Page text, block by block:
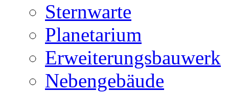
Sternwarte
Planetarium
Erweiterungsbauwerk
Nebengebäude